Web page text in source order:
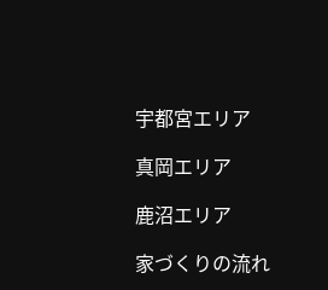
宇都宮エリア
真岡エリア
鹿沼エリア
家づくりの流れ